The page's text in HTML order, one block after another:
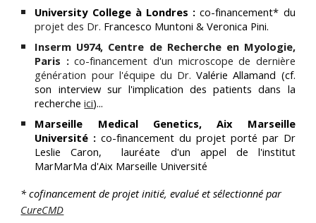
University College à Londres : co-financement* du
projet des Dr. Francesco Muntoni & Veronica Pini.
Inserm U974, Centre de Recherche en Myologie,
Paris :co-financement d'un microscope de dernière
génération pour l'équipe du Dr. Valérie Allamand (cf.
son interview sur l'implication des patients dans la
recherche ici)...
Marseille Medical Genetics, Aix Marseille
Université : co-financement du projet porté par Dr
Leslie Caron,
lauréate d'un appel de l'institut
MarMarMa d'Aix Marseille Université
* cofinancement de projet initié, evalué et sélectionné par
CureCMD